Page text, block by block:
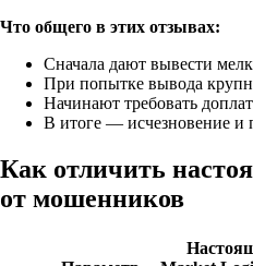
Что общего в этих отзывах:
Сначала дают вывести
При попытке вывода
Начинают требовать
В итоге — исчезновение и
Как отличить
от мошенников